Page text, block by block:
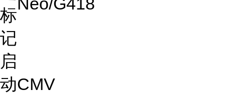
标
记
启
动CMV